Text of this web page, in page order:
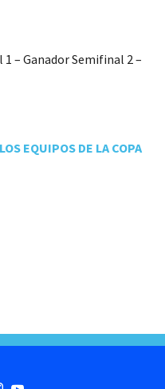
– Ganador Semifinal 2 –
EQUIPOS DE LA COPA